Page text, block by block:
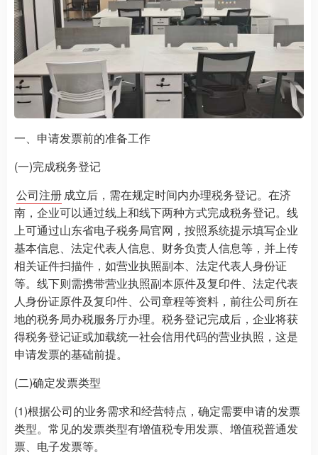
一、申请发票前的准备工作
(一)完成税务登记
公司注册成立后，需在规定时间内办理税务登记。在济
南，企业可以通过线上和线下两种方式完成税务登记。线
上可通过山东省电子税务局官网，按照系统提示填写企业
基本信息、法定代表人信息、财务负责人信息等，并上传
相关证件扫描件，如营业执照副本、法定代表人身份证
等。线下则需携带营业执照副本原件及复印件、法定代表
人身份证原件及复印件、公司章程等资料，前往公司所在
地的税务局办税服务厅办理。税务登记完成后，企业将获
得税务登记证或加载统一社会信用代码的营业执照，这是
申请发票的基础前提。
(二)确定发票类型
(1)根据公司的业务需求和经营特点，确定需要申请的发票
类型。常见的发票类型有增值税专用发票、增值税普通发
票、电子发票等。